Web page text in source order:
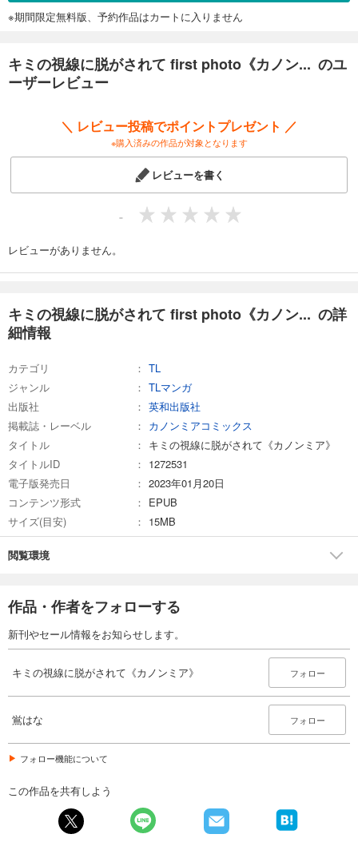
※期間限定無料版、予約作品はカートに入りません
キミの視線に脱がされて first photo《カノン... のユ
ーザーレビュー
＼ レビュー投稿でポイントプレゼント ／
※購入済みの作品が対象となります
レビューを書く
-
レビューがありません。
キミの視線に脱がされて first photo《カノン... の詳
細情報
カテゴリ
TL
ジャンル
TLマンガ
出版社
英和出版社
掲載誌・レーベル
カノンミアコミックス
タイトル
キミの視線に脱がされて《カノンミア》
タイトルID
1272531
電子版発売日
2023年01月20日
コンテンツ形式
EPUB
サイズ(目安)
15MB
閲覧環境
作品・作者をフォローする
新刊やセール情報をお知らせします。
キミの視線に脱がされて《カノンミア》 フォロー
鴬はな フォロー
フォロー機能について
この作品を共有しよう